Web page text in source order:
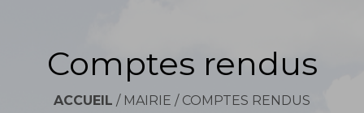
Comptes rendus
ACCUEIL / MAIRIE / COMPTES RENDUS